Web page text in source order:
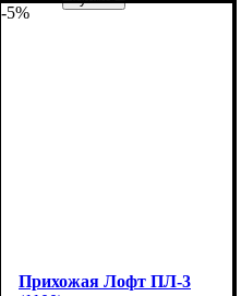
-5%
Прихожая Лофт ПЛ-3